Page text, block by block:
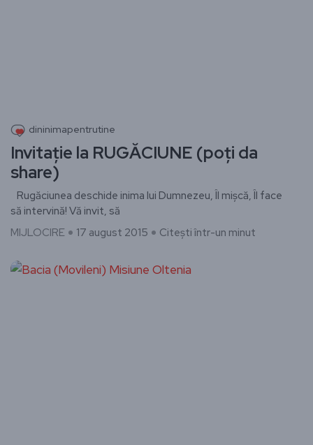
dininimapentrutine
Invitație la RUGĂCIUNE (poți da
share)
Rugăciunea deschide inima lui Dumnezeu, Îl mișcă, Îl face
să intervină! Vă invit, să
MIJLOCIRE
17 august 2015 Citești într-un minut